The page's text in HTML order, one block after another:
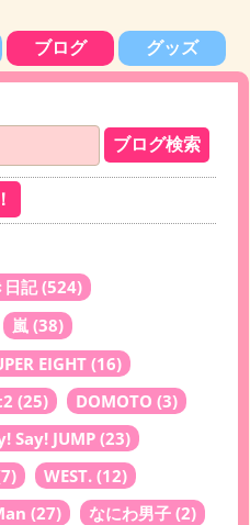
ブログ グッズ
日記(524)
嵐 (38)
EIGHT (16)
(25) DOMOTO (3)
Say! JUMP (23)
WEST. (12)
(27) なにわ男子 (2)